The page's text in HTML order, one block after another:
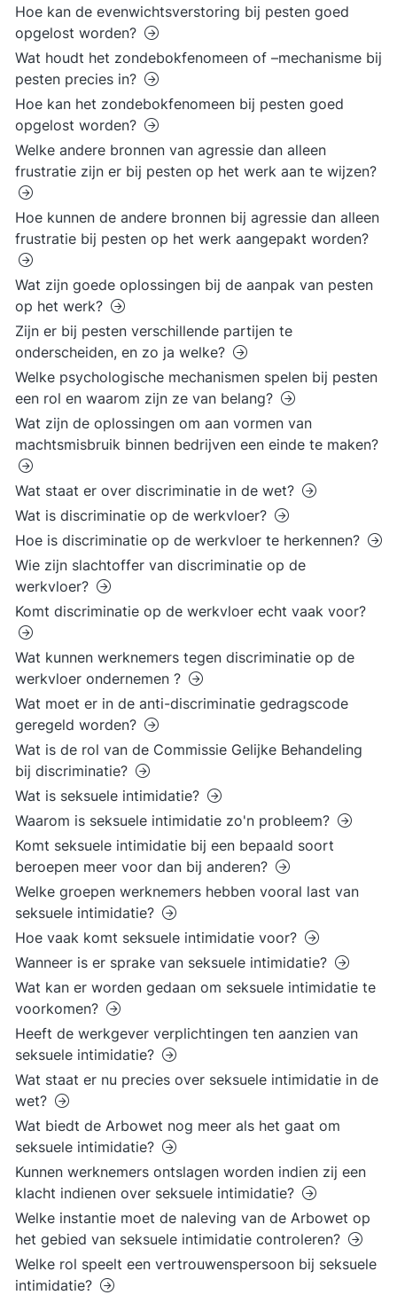
Hoe kan de evenwichtsverstoring bij pesten goed
opgelost worden?
Wat houdt het zondebokfenomeen of –mechanisme bij
pesten precies in?
Hoe kan het zondebokfenomeen bij pesten goed
opgelost worden?
Welke andere bronnen van agressie dan alleen
frustratie zijn er bij pesten op het werk aan te wijzen?
Hoe kunnen de andere bronnen bij agressie dan alleen
frustratie bij pesten op het werk aangepakt worden?
Wat zijn goede oplossingen bij de aanpak van pesten
op het werk?
Zijn er bij pesten verschillende partijen te
onderscheiden, en zo ja welke?
Welke psychologische mechanismen spelen bij pesten
een rol en waarom zijn ze van belang?
Wat zijn de oplossingen om aan vormen van
machtsmisbruik binnen bedrijven een einde te maken?
Wat staat er over discriminatie in de wet?
Wat is discriminatie op de werkvloer?
Hoe is discriminatie op de werkvloer te herkennen?
Wie zijn slachtoffer van discriminatie op de
werkvloer?
Komt discriminatie op de werkvloer echt vaak voor?
Wat kunnen werknemers tegen discriminatie op de
werkvloer ondernemen ?
Wat moet er in de anti-discriminatie gedragscode
geregeld worden?
Wat is de rol van de Commissie Gelijke Behandeling
bij discriminatie?
Wat is seksuele intimidatie?
Waarom is seksuele intimidatie zo'n probleem?
Komt seksuele intimidatie bij een bepaald soort
beroepen meer voor dan bij anderen?
Welke groepen werknemers hebben vooral last van
seksuele intimidatie?
Hoe vaak komt seksuele intimidatie voor?
Wanneer is er sprake van seksuele intimidatie?
Wat kan er worden gedaan om seksuele intimidatie te
voorkomen?
Heeft de werkgever verplichtingen ten aanzien van
seksuele intimidatie?
Wat staat er nu precies over seksuele intimidatie in de
wet?
Wat biedt de Arbowet nog meer als het gaat om
seksuele intimidatie?
Kunnen werknemers ontslagen worden indien zij een
klacht indienen over seksuele intimidatie?
Welke instantie moet de naleving van de Arbowet op
het gebied van seksuele intimidatie controleren?
Welke rol speelt een vertrouwenspersoon bij seksuele
intimidatie?